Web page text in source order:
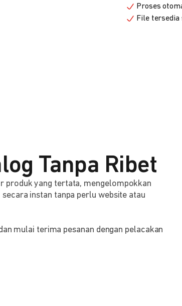
Proses
File
Tanpa Ribet
produk yang tertata, mengelompokkan
instan tanpa perlu website atau
mulai terima pesanan dengan pelacakan